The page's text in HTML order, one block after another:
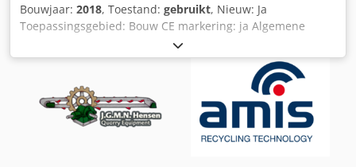
Bouwjaar: 2018, Toestand: gebruikt, Nieuw: Ja
Toepassingsgebied: Bouw CE markering: ja Algemene
staat: zeer goed Technische staat: zeer goed Optische
staat: zeer goed Leveringsvoorwaarden: EXW
Productieland: FR Neem voor meer informatie contact op
met Sales Department Collé Sittard 🔧 Key Specifications: •
Year: 2018 • Condition: New / unused • Max. work depth:
3,000 mm • CE certified: Yes ✨ Highlights: ✅ High-quality
winch for Manitou telehandlers ✅ Designed for lifting